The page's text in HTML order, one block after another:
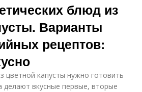
блюд из
Варианты
рецептов:
цветной капусты нужно готовить
вкусные первые, вторые